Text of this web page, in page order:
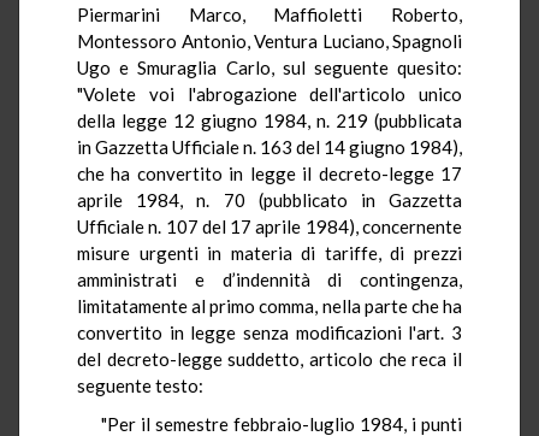
Piermarini Marco, Maffioletti Roberto,
Montessoro Antonio, Ventura Luciano, Spagnoli
Ugo e Smuraglia Carlo, sul seguente quesito:
"Volete voi l'abrogazione dell'articolo unico
della legge 12 giugno 1984, n. 219 (pubblicata
in Gazzetta Ufficiale n. 163 del 14 giugno 1984),
che ha convertito in legge il decreto-legge 17
aprile 1984, n. 70 (pubblicato in Gazzetta
Ufficiale n. 107 del 17 aprile 1984), concernente
misure urgenti in materia di tariffe, di prezzi
amministrati e d’indennità di contingenza,
limitatamente al primo comma, nella parte che ha
convertito in legge senza modificazioni l'art. 3
del decreto-legge suddetto, articolo che reca il
seguente testo:
"Per il semestre febbraio-luglio 1984, i punti